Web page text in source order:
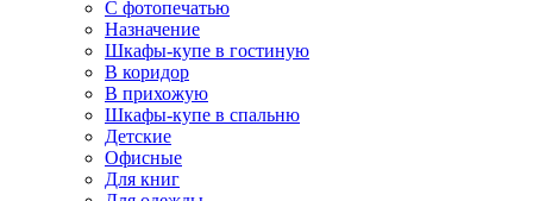
С фотопечатью
Назначение
Шкафы-купе в гостиную
В коридор
В прихожую
Шкафы-купе в спальню
Детские
Офисные
Для книг